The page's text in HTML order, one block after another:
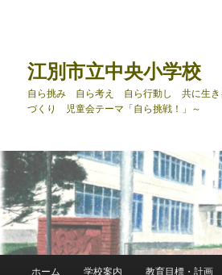
移
動
動
江別市立中央小学校
自ら挑み 自ら考え 自ら行動し 共に生き
づくり 児童会テーマ「自ら挑戦！」～
ホーム 学校案内 教育目標・計画